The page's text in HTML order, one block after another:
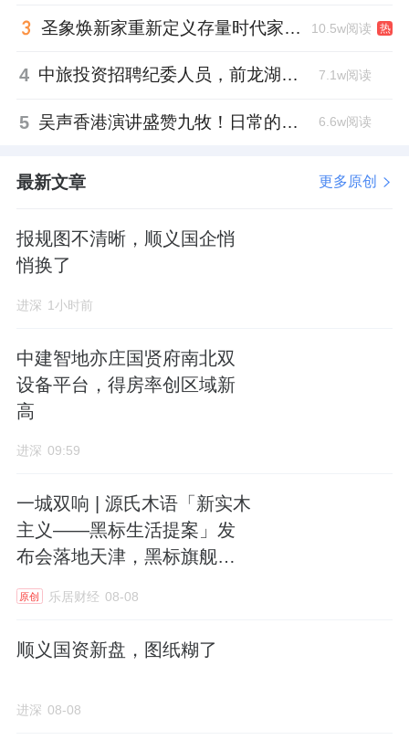
圣象焕新家重新定义存量时代家居升级逻辑，筑牢说换就换的底气！ 10.5w阅读 热
4 中旅投资招聘纪委人员，前龙湖副总裁胡若翔掌舵 7.1w阅读
5 吴声香港演讲盛赞九牧！日常的小锚点变成科技突破点！ 6.6w阅读
最新文章 更多原创
报规图不清晰，顺义国企悄
悄换了
进深 1小时前
中建智地亦庄国贤府南北双
设备平台，得房率创区域新
高
进深 09:59
一城双响 | 源氏木语「新实木
主义——黑标生活提案」发
布会落地天津，黑标旗舰店
原创 乐居财经 08-08
顺义国资新盘，图纸糊了
进深 08-08